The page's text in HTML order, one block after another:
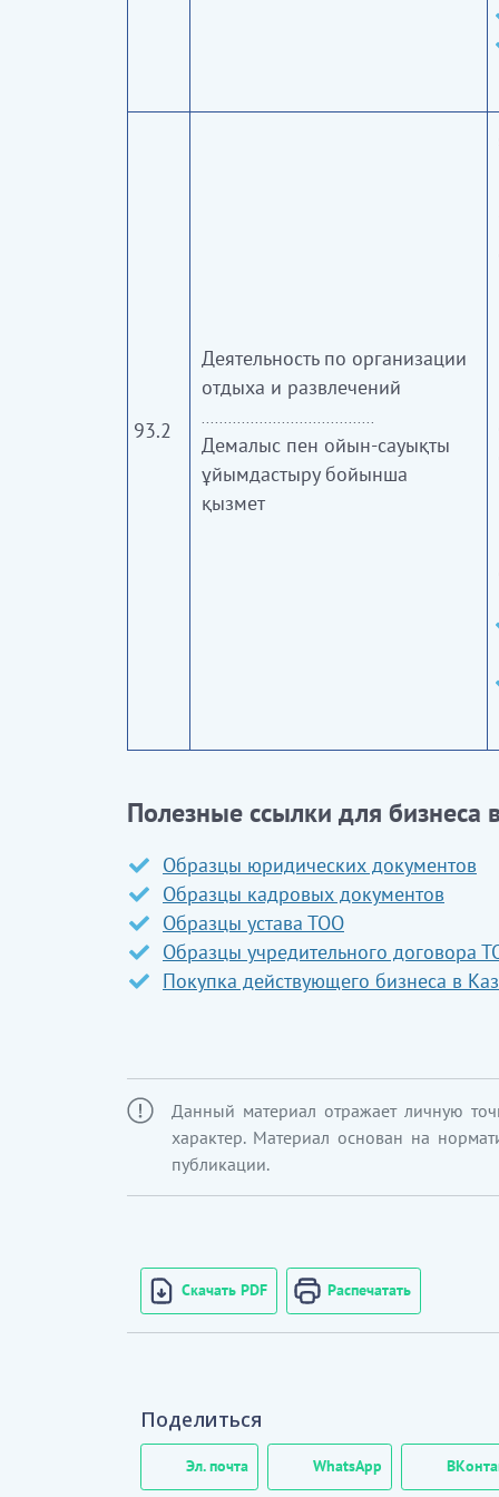
93.2
Деятельность по организации
отдыха и развлечений
Демалыс пен ойын-сауықты
ұйымдастыру бойынша
қызмет
Полезные ссылки для бизнеса
Образцы юридических документов
Образцы кадровых документов
Образцы устава ТОО
Образцы учредительного договора
Покупка действующего бизнеса в
Данный материал отражает личную
характер. Материал основан на
публикации.
Скачать PDF Распечатать
Поделиться
Эл. почта WhatsApp